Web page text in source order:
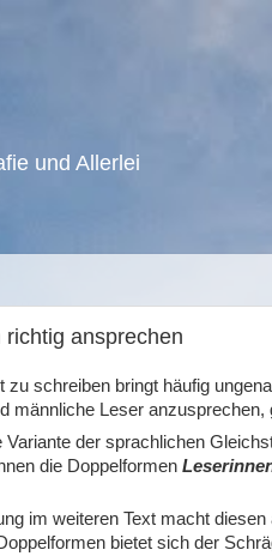
und Allerlei
ansprechen
schreiben bringt häufig
männliche Leser
Variante der sprachlichen
die Doppelformen
im weiteren Text macht
bietet sich der